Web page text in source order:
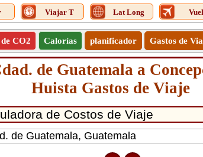
Viajar T Lat Long
CO2 Calorías planificador Gastos de
de Guatemala a
Huista Gastos de Viaje